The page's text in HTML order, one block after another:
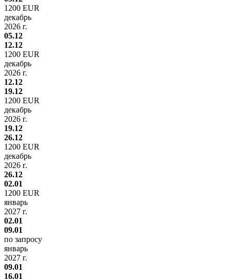
1200 EUR
декабрь
2026 г.
05.12
12.12
1200 EUR
декабрь
2026 г.
12.12
19.12
1200 EUR
декабрь
2026 г.
19.12
26.12
1200 EUR
декабрь
2026 г.
26.12
02.01
1200 EUR
январь
2027 г.
02.01
09.01
по запросу
январь
2027 г.
09.01
16.01